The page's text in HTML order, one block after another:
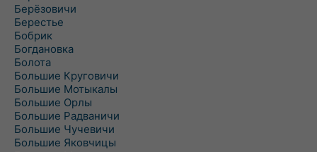
Берёзовичи
Берестье
Бобрик
Богдановка
Болота
Большие Круговичи
Большие Мотыкалы
Большие Орлы
Большие Радваничи
Большие Чучевичи
Большие Яковчицы